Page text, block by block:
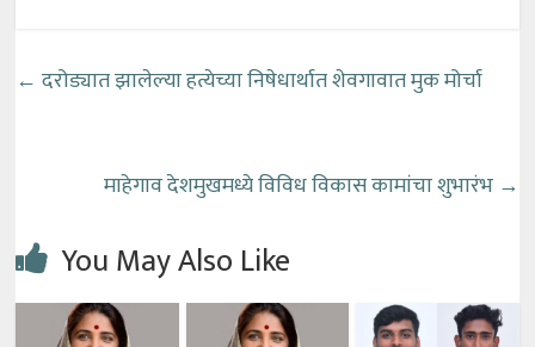
← दरोड्यात झालेल्या हत्येच्या निषेधार्थात शेवगावात मुक मोर्चा
माहेगाव देशमुखमध्ये विविध विकास कामांचा शुभारंभ →
You May Also Like